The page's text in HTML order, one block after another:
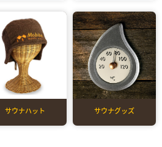
サウナハット サウナグッズ